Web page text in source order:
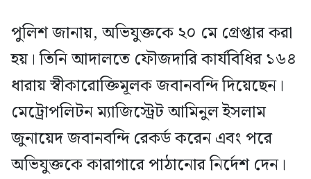
পুলিশ জানায়, অভিযুক্তকে ২০ মে গ্রেপ্তার করা
হয়। তিনি আদালতে ফৌজদারি কার্যবিধির ১৬৪
ধারায় স্বীকারোক্তিমূলক জবানবন্দি দিয়েছেন।
মেট্রোপলিটন ম্যাজিস্ট্রেট আমিনুল ইসলাম
জুনায়েদ জবানবন্দি রেকর্ড করেন এবং পরে
অভিযুক্তকে কারাগারে পাঠানোর নির্দেশ দেন।